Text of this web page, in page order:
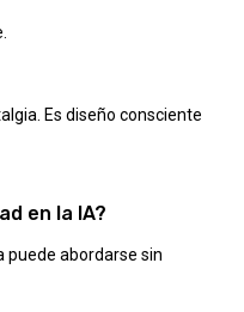
Es diseño consciente
en la IA?
puede abordarse sin